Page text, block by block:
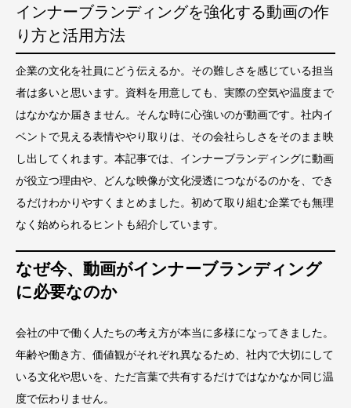
インナーブランディングを強化する動画の作
り方と活用方法
企業の文化を社員にどう伝えるか。その難しさを感じている担当
者は多いと思います。資料を用意しても、実際の空気や温度まで
はなかなか届きません。そんな時に心強いのが動画です。社内イ
ベントで見える表情ややり取りは、その会社らしさをそのまま映
し出してくれます。本記事では、インナーブランディングに動画
が役立つ理由や、どんな映像が文化浸透につながるのかを、でき
るだけわかりやすくまとめました。初めて取り組む企業でも無理
なく始められるヒントも紹介しています。
なぜ今、動画がインナーブランディング
に必要なのか
会社の中で働く人たちの考え方が本当に多様になってきました。
年齢や働き方、価値観がそれぞれ異なるため、社内で大切にして
いる文化や思いを、ただ言葉で共有するだけではなかなか同じ温
度で伝わりません。